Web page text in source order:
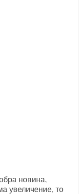
новина,
увеличение, то